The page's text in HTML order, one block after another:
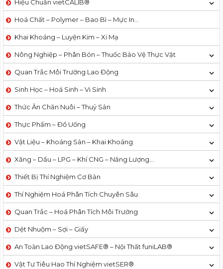
Hiệu Chuẩn vietCALIB®
Hoá Chất – Polymer – Bao Bì – Mực In…
Khai Khoáng – Luyện Kim – Xi Mạ
Nông Nghiệp – Phân Bón – Thuốc Bảo Vệ Thực Vật
Quan Trắc Môi Trường Lao Động
Sinh Học – Hoá Sinh – Vi Sinh
Thức Ăn Chăn Nuôi – Thuỷ Sản
Thực Phẩm – Đồ Uống
Vật Liệu – Khoáng Sản – Khai Khoáng
Xăng – Dầu – LPG – Khí CNG – Năng Lượng…
Thiết Bị Thí Nghiệm Cơ Bản
Thí Nghiệm Hoá Phân Tích Chuyên Sâu
Quan Trắc – Hoá Phân Tích Môi Trường
Dệt Nhuộm – Sợi – Giấy
An Toàn Lao Động vietSAFE® – Nội Thất funiLAB®
Vật Tư Tiêu Hao Thí Nghiệm vietSER®